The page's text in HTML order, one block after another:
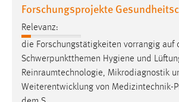
Forschungsprojekte
Relevanz:
die Forschungstätigkeiten vorrangig auf
Schwerpunktthemen Hygiene und
Reinraumtechnologie, Mikrodiagnostik
Weiterentwicklung von Medizintechnik-